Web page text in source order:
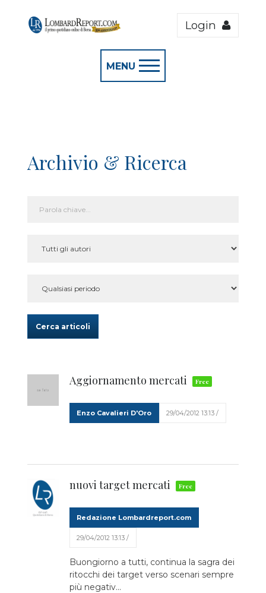
Login
MENU
Archivio & Ricerca
Cerca articoli
Aggiornamento mercati
Enzo Cavalieri D'Oro 29/04/2012 13:13 /
nuovi target mercati
Redazione Lombardreport.com
29/04/2012 13:13 /
Buongiorno a tutti, continua la sagra dei
ritocchi dei target verso scenari sempre
più negativ...